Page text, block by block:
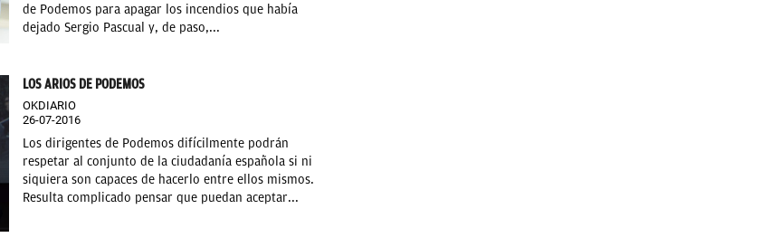
de Podemos para apagar los incendios que había
dejado Sergio Pascual y, de paso,...
LOS ARIOS DE PODEMOS
OKDIARIO
26-07-2016
Los dirigentes de Podemos difícilmente podrán
respetar al conjunto de la ciudadanía española si ni
siquiera son capaces de hacerlo entre ellos mismos.
Resulta complicado pensar que puedan aceptar...